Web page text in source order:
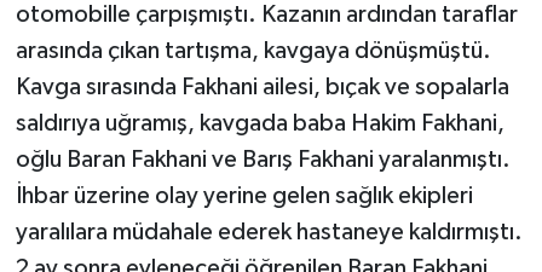
otomobille çarpışmıştı. Kazanın ardından taraflar
arasında çıkan tartışma, kavgaya dönüşmüştü.
Kavga sırasında Fakhani ailesi, bıçak ve sopalarla
saldırıya uğramış, kavgada baba Hakim Fakhani,
oğlu Baran Fakhani ve Barış Fakhani yaralanmıştı.
İhbar üzerine olay yerine gelen sağlık ekipleri
yaralılara müdahale ederek hastaneye kaldırmıştı.